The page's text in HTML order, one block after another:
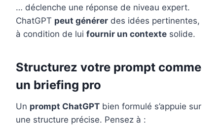
… déclenche une réponse de niveau expert.
ChatGPT peut générer des idées pertinentes,
à condition de lui fournir un contexte solide.
Structurez votre prompt comme
un briefing pro
Un prompt ChatGPT bien formulé s’appuie sur
une structure précise. Pensez à :